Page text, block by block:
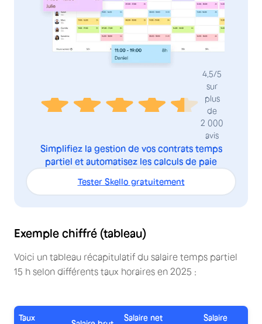
4,5/5
sur
plus
de
2 000
avis
Simplifiez la gestion de vos contrats temps
partiel et automatisez les calculs de paie
Tester Skello gratuitement
Exemple chiffré (tableau)
Voici un tableau récapitulatif du salaire temps partiel
15 h selon différents taux horaires en 2025 :
Taux
Salaire net
Salaire